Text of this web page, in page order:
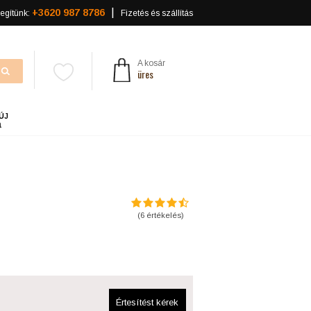
+3620 987 8786 Fizetés és szállítás
A kosár
üres
(6értékelés)
Értesítést kérek